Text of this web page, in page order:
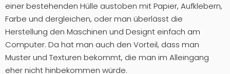
einer bestehenden Hülle austoben mit Papier, Aufklebern,
Farbe und dergleichen, oder man überlässt die
Herstellung den Maschinen und Designt einfach am
Computer. Da hat man auch den Vorteil, dass man
Muster und Texturen bekommt, die man im Alleingang
eher nicht hinbekommen würde.